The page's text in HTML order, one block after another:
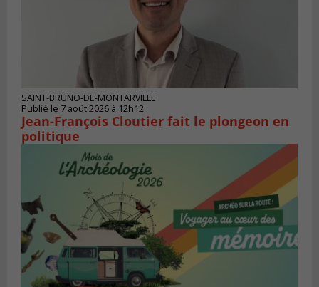
SAINT-BRUNO-DE-MONTARVILLE
Publié le 7 août 2026 à 12h12
Jean-François Cloutier fait le plongeon en
politique